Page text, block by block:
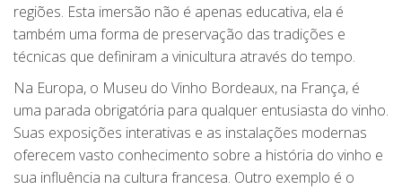
regiões. Esta imersão não é apenas educativa, ela é
também uma forma de preservação das tradições e
técnicas que definiram a vinicultura através do tempo.
Na Europa, o Museu do Vinho Bordeaux, na França, é
uma parada obrigatória para qualquer entusiasta do vinho.
Suas exposições interativas e as instalações modernas
oferecem vasto conhecimento sobre a história do vinho e
sua influência na cultura francesa. Outro exemplo é o